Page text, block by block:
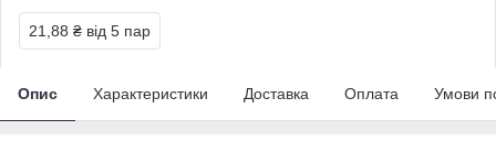
21,88 ₴ від 5 пар
Опис Характеристики Доставка Оплата Умови